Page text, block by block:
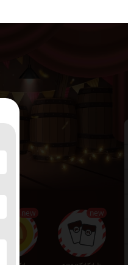
new new